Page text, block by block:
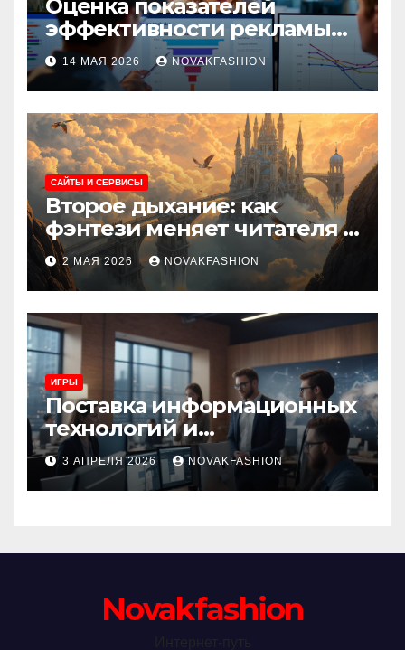
Оценка показателей
эффективности рекламы
при атрибуции
множественных точек
касания
14 МАЯ 2026 NOVAKFASHION
САЙТЫ И СЕРВИСЫ
Второе дыхание: как
фэнтези меняет читателя и
культуру
2 МАЯ 2026 NOVAKFASHION
ИГРЫ
Поставка информационных
технологий и
инновационные решения
3 АПРЕЛЯ 2026 NOVAKFASHION
Novakfashion